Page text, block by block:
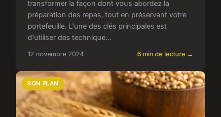
transformer la façon dont vous abordez la
préparation des repas, tout en préservant votre
portefeuille. L'une des clés principales est
d'utiliser des technique...
12 novembre 2024 6 min de lecture →
BON PLAN